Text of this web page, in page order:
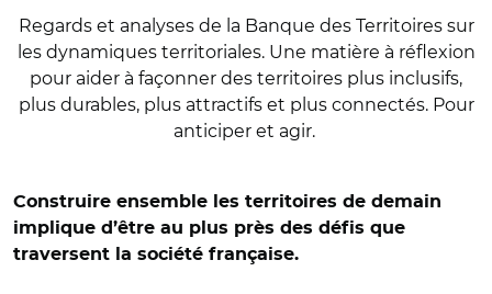
Regards et analyses de la Banque des Territoires sur
les dynamiques territoriales. Une matière à réflexion
pour aider à façonner des territoires plus inclusifs,
plus durables, plus attractifs et plus connectés. Pour
anticiper et agir.
Construire ensemble les territoires de demain
implique d’être au plus près des défis que
traversent la société française.